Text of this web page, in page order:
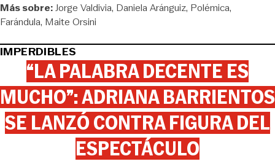
Más sobre:Jorge Valdivia Daniela Aránguiz Polémica
Farándula Maite Orsini
IMPERDIBLES
“LA PALABRA DECENTE ES
MUCHO”: ADRIANA BARRIENTOS
SE LANZÓ CONTRA FIGURA DEL
ESPECTÁCULO